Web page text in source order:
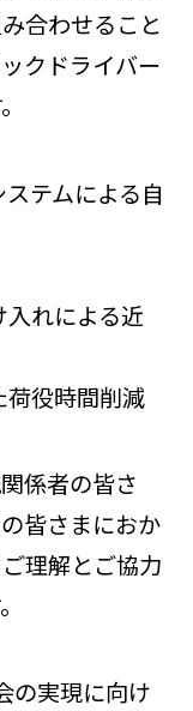
合わせること
クドライバー
テムによる自
入れによる近
荷役時間削減
係者の皆さ
皆さまにおか
理解とご協力
の実現に向け